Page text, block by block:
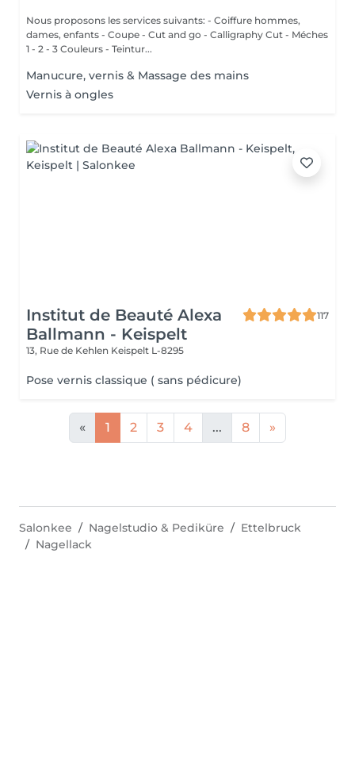
Nous proposons les services suivants: - Coiffure hommes,
dames, enfants - Coupe - Cut and go - Calligraphy Cut - Méches
1 - 2 - 3 Couleurs - Teintur...
Manucure, vernis & Massage des mains
Vernis à ongles
Institut de Beauté Alexa
Ballmann - Keispelt
117
13, Rue de Kehlen Keispelt L-8295
Pose vernis classique ( sans pédicure)
« 1 2 3 4 ... 8 »
Salonkee Nagelstudio & Pediküre
Ettelbruck
Nagellack